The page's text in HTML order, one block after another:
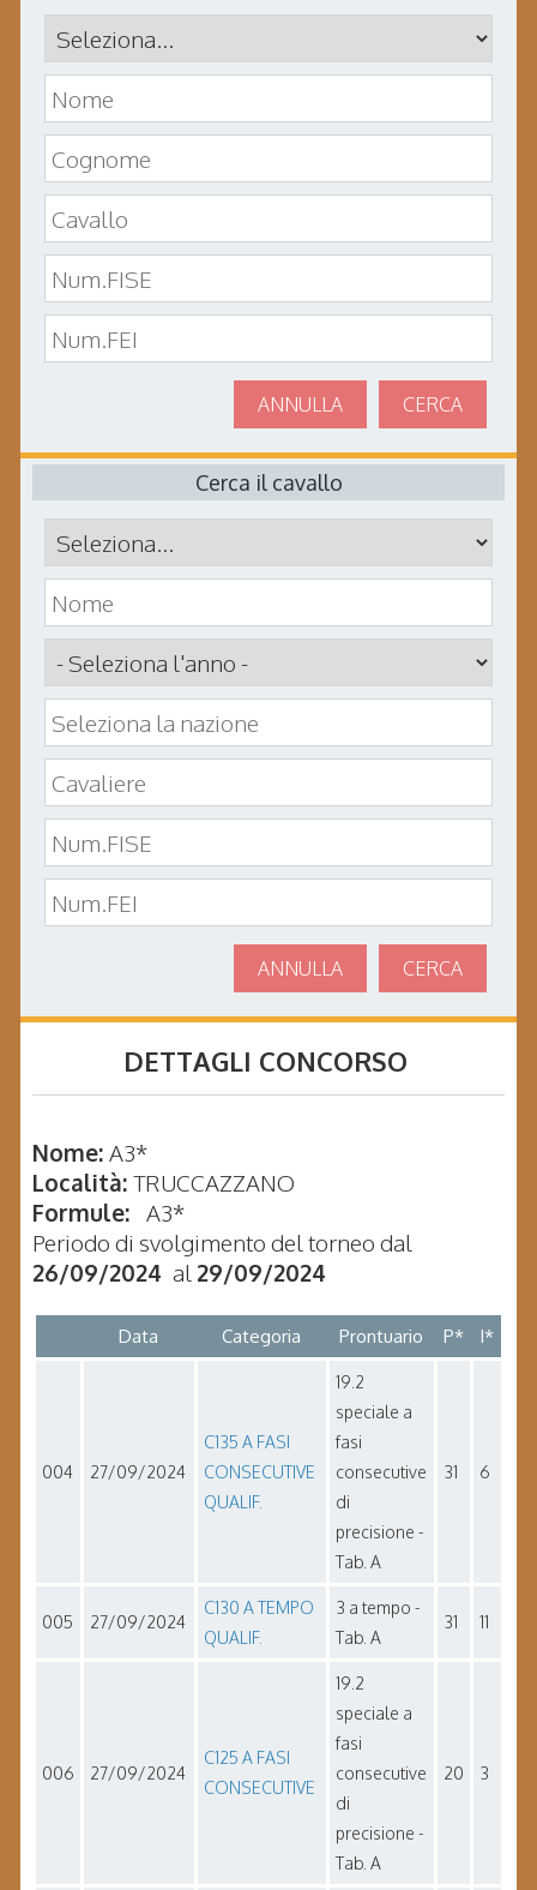
CERCA
ANNULLA
Cerca il cavallo
CERCA
ANNULLA
DETTAGLI CONCORSO
Nome: A3*
Località: TRUCCAZZANO
Formule: A3*
Periodo di svolgimento del torneo dal
26/09/2024 al 29/09/2024
Data Categoria Prontuario P* I*
004 27/09/2024
C135 A FASI
CONSECUTIVE
QUALIF.
19.2
speciale a
fasi
consecutive
di
precisione -
Tab. A
31 6
005 27/09/2024
C130 A TEMPO
QUALIF.
3 a tempo -
Tab. A
31 11
006 27/09/2024
C125 A FASI
CONSECUTIVE
19.2
speciale a
fasi
consecutive
di
precisione -
Tab. A
20 3